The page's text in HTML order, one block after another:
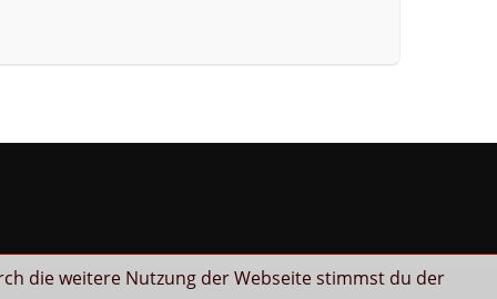
die weitere Nutzung der Webseite stimmst du der